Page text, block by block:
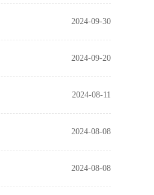
2024-09-30
2024-09-20
2024-08-11
2024-08-08
2024-08-08